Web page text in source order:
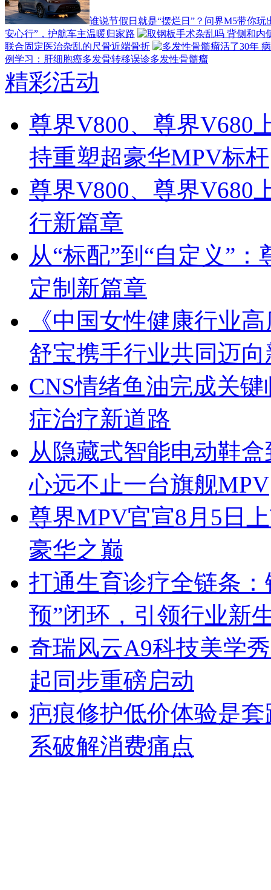
谁说节假日就是“摆烂日”？问界M5带你玩
安心行”，护航车主温暖归家路
联合固定医治杂乱的尺骨近端骨折
例学习：肝细胞癌多发骨转移误诊多发性骨髓瘤
精彩活动
尊界V800、尊界V680
持重塑超豪华MPV标杆
尊界V800、尊界V680
行新篇章
从“标配”到“自定义”
定制新篇章
《中国女性健康行业
舒宝携手行业共同迈
CNS情绪鱼油完成关
症治疗新道路
从隐藏式智能电动鞋
心远不止一台旗舰MPV
尊界MPV官宣8月5日
豪华之巅
打通生育诊疗全链条
预”闭环，引领行业新
奇瑞风云A9科技美学
起同步重磅启动
疤痕修护低价体验是
系破解消费痛点